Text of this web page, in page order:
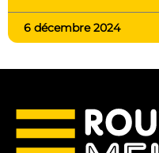
6 décembre 2024